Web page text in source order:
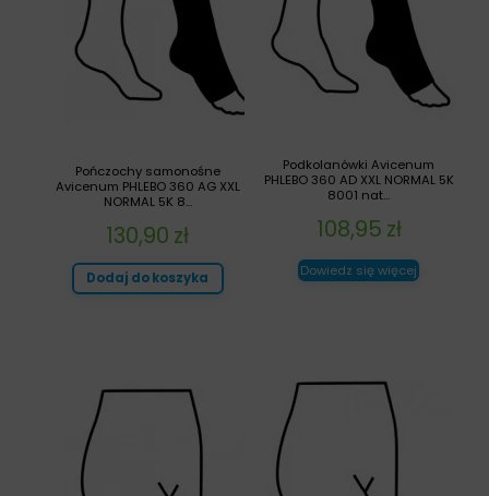
Podkolanówki Avicenum
PHLEBO 360 AD XXL NORMAL 5K
8001 nat...
108,95 zł
Dowiedz się więcej
Pończochy samonośne
Avicenum PHLEBO 360 AG XXL
NORMAL 5K 8...
130,90 zł
Dodaj do koszyka